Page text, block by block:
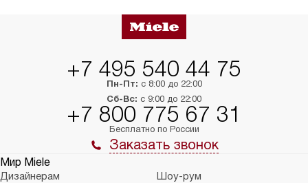
+7 495 540 44 75
Пн-Пт: с 8:00 до 22:00
Сб-Вс: с 9:00 до 22:00
+7 800 775 67 31
Бесплатно по России
Заказать звонок
Мир Miele
Дизайнерам
Шоу-рум